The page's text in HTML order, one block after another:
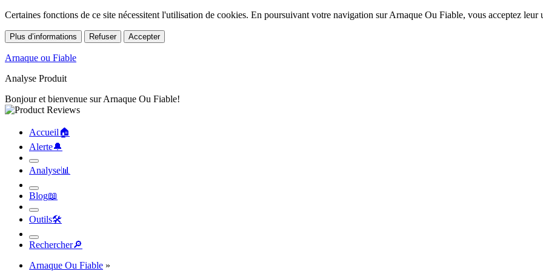
Certaines fonctions de ce site nécessitent l'utilisation de cookies. En poursuivant votre navigation sur Arnaque Ou Fiable, vous acceptez leur
Plus d’informations Refuser Accepter
Arnaque ou Fiable
Analyse Produit
Bonjour et bienvenue sur Arnaque Ou Fiable!
Accueil🏠︎
Alerte🔔︎
Analyse📊︎
Blog📖︎
Outils🛠︎
Rechercher🔎︎
Arnaque Ou Fiable »